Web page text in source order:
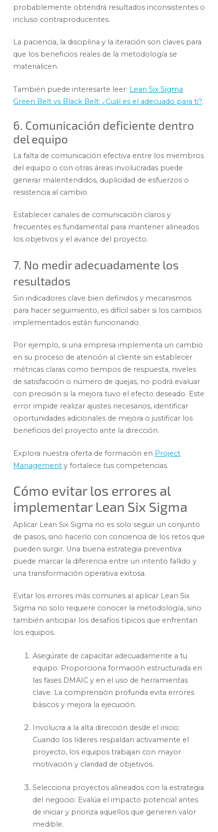
probablemente obtendrá resultados inconsistentes o
incluso contraproducentes.
La paciencia, la disciplina y la iteración son claves para
que los beneficios reales de la metodología se
materialicen.
También puede interesarte leer: Lean Six Sigma
Green Belt vs Black Belt: ¿Cuál es el adecuado para ti?.
6. Comunicación deficiente dentro
del equipo
La falta de comunicación efectiva entre los miembros
del equipo o con otras áreas involucradas puede
generar malentendidos, duplicidad de esfuerzos o
resistencia al cambio.
Establecer canales de comunicación claros y
frecuentes es fundamental para mantener alineados
los objetivos y el avance del proyecto.
7. No medir adecuadamente los
resultados
Sin indicadores clave bien definidos y mecanismos
para hacer seguimiento, es difícil saber si los cambios
implementados están funcionando.
Por ejemplo, si una empresa implementa un cambio
en su proceso de atención al cliente sin establecer
métricas claras como tiempos de respuesta, niveles
de satisfacción o número de quejas, no podrá evaluar
con precisión si la mejora tuvo el efecto deseado. Este
error impide realizar ajustes necesarios, identificar
oportunidades adicionales de mejora o justificar los
beneficios del proyecto ante la dirección.
Explora nuestra oferta de formación en Project
Management y fortalece tus competencias.
Cómo evitar los errores al
implementar Lean Six Sigma
Aplicar Lean Six Sigma no es solo seguir un conjunto
de pasos, sino hacerlo con conciencia de los retos que
pueden surgir. Una buena estrategia preventiva
puede marcar la diferencia entre un intento fallido y
una transformación operativa exitosa.
Evitar los errores más comunes al aplicar Lean Six
Sigma no solo requiere conocer la metodología, sino
también anticipar los desafíos típicos que enfrentan
los equipos.
Asegúrate de capacitar adecuadamente a tu
equipo: Proporciona formación estructurada en
las fases DMAIC y en el uso de herramientas
clave. La comprensión profunda evita errores
básicos y mejora la ejecución.
Involucra a la alta dirección desde el inicio:
Cuando los líderes respaldan activamente el
proyecto, los equipos trabajan con mayor
motivación y claridad de objetivos.
Selecciona proyectos alineados con la estrategia
del negocio: Evalúa el impacto potencial antes
de iniciar y prioriza aquellos que generen valor
medible.